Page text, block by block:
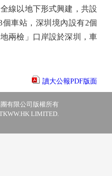
線以地下形式興建，共設
車站，深圳境內設有2個
兩檢」口岸設於深圳，車
讀大公報PDF版面
有限公司版權所有
LIMITED.